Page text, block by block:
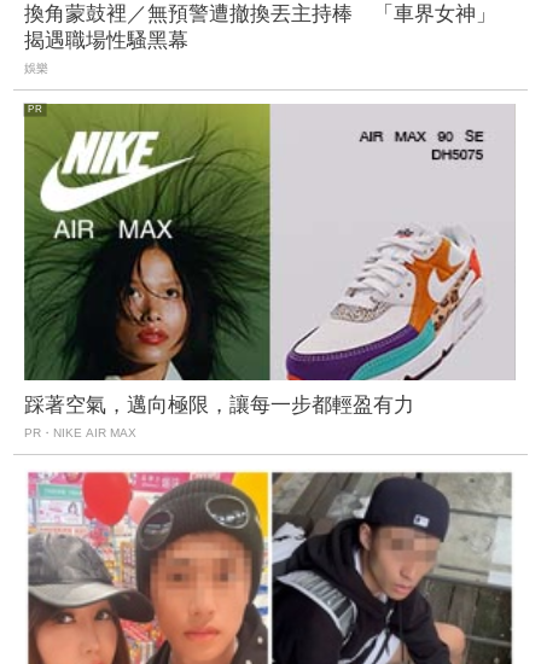
換角蒙鼓裡／無預警遭撤換丟主持棒 「車界女神」
揭遇職場性騷黑幕
娛樂
踩著空氣，邁向極限，讓每一步都輕盈有力
PR・NIKE AIR MAX